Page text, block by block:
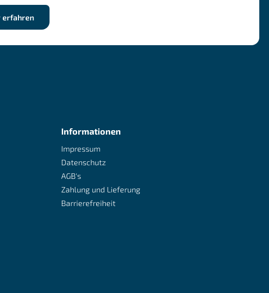
erfahren
Informationen
Impressum
Datenschutz
AGB's
Zahlung und Lieferung
Barrierefreiheit